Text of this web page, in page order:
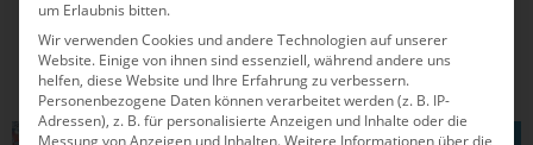
Chance, sich zu verbessern. Erfahre, wie du negatives
Feedback nicht persönlich nimmst und es konstruktiv nutzt,
um Fortschritte zu machen. Mit den richtigen Strategien
lernst du, Kritik als wertvolle Hilfe zu...
PSYCHOLOGIE
um Erlaubnis bitten.
Wir verwenden Cookies und andere Technologien auf unserer
Website. Einige von ihnen sind essenziell, während andere uns
helfen, diese Website und Ihre Erfahrung zu verbessern.
Personenbezogene Daten können verarbeitet werden (z. B. IP-
Adressen), z. B. für personalisierte Anzeigen und Inhalte oder die
Messung von Anzeigen und Inhalten. Weitere Informationen über die